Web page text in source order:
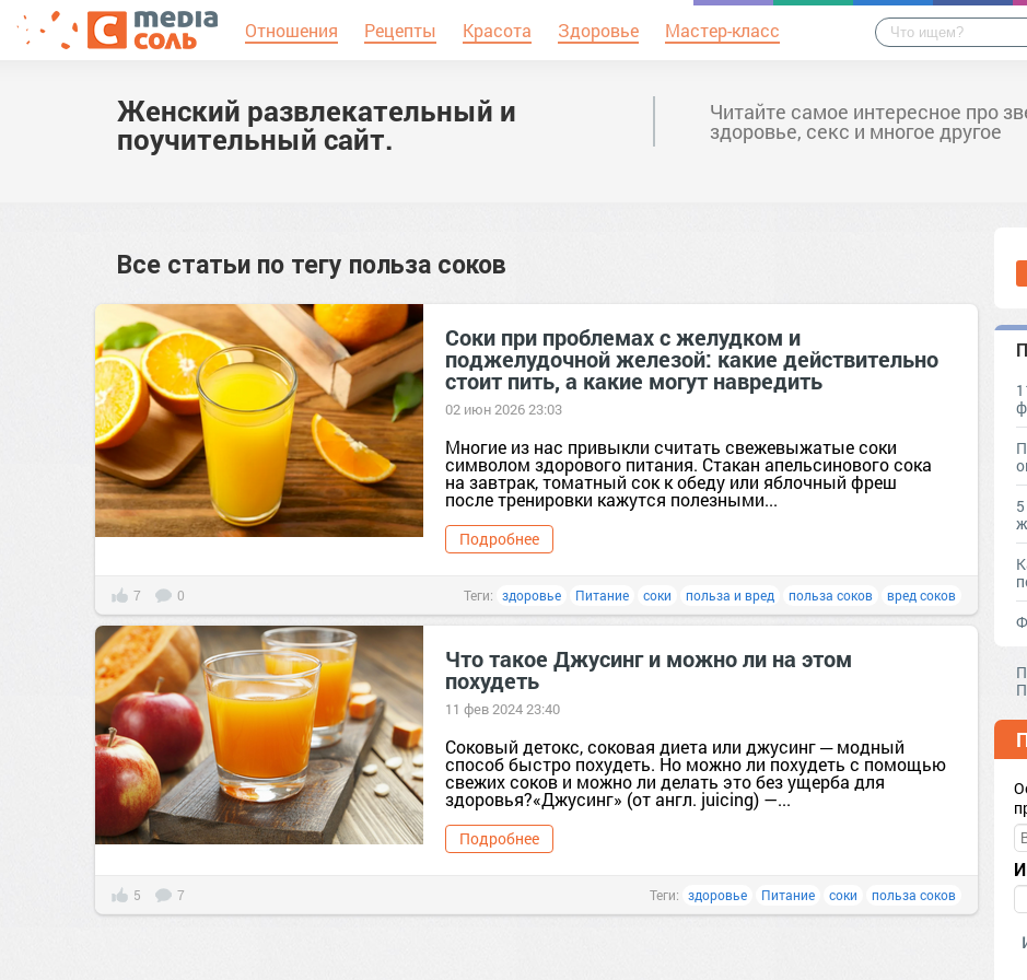
Отношения Рецепты Красота Здоровье Мастер-класс
Женский развлекательный и
поучительный сайт.
Читайте самое интересное про
здоровье, секс и многое другое
Все статьи по тегу польза соков
Соки при проблемах с желудком и
поджелудочной железой: какие действительно
стоит пить, а какие могут навредить
02 июн 2026 23:03
Многие из нас привыкли считать свежевыжатые соки
символом здорового питания. Стакан апельсинового сока
на завтрак, томатный сок к обеду или яблочный фреш
после тренировки кажутся полезными...
Подробнее
7 0 Теги: здоровье Питание соки польза и вред польза соков вред соков
Что такое Джусинг и можно ли на этом
похудеть
11 фев 2024 23:40
Соковый детокс, соковая диета или джусинг ─ модный
способ быстро похудеть. Но можно ли похудеть с помощью
свежих соков и можно ли делать это без ущерба для
здоровья?«Джусинг» (от англ. juicing) —...
Подробнее
5 7 Теги: здоровье Питание соки польза соков